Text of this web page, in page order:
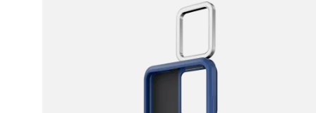
the action while gaming! (1)